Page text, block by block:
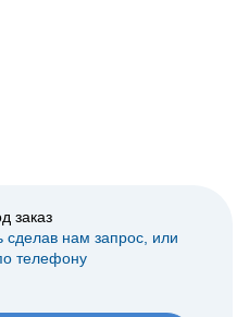
заказ
нам запрос, или
телефону